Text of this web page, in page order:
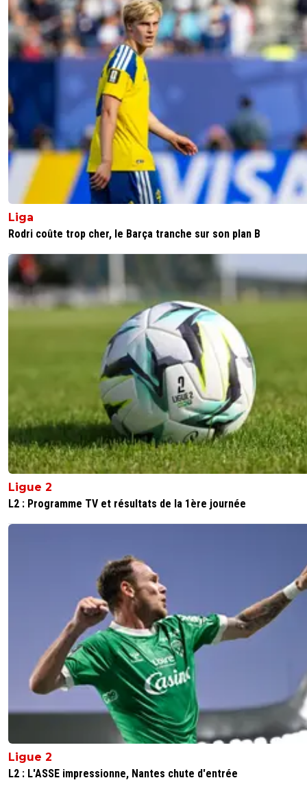
Liga
Rodri coûte trop cher, le Barça tranche sur son plan B
Ligue 2
L2 : Programme TV et résultats de la 1ère journée
Ligue 2
L2 : L'ASSE impressionne, Nantes chute d'entrée